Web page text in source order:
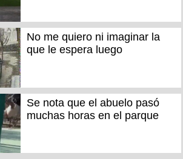
No me quiero ni imaginar la
que le espera luego
Se nota que el abuelo pasó
muchas horas en el parque